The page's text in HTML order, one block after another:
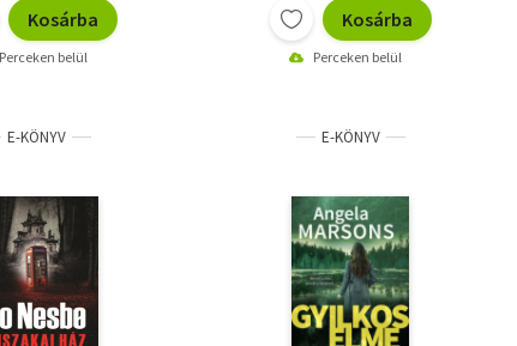
Kosárba
Perceken belül
Kosárba
Perceken belül
E-KÖNYV E-KÖNYV